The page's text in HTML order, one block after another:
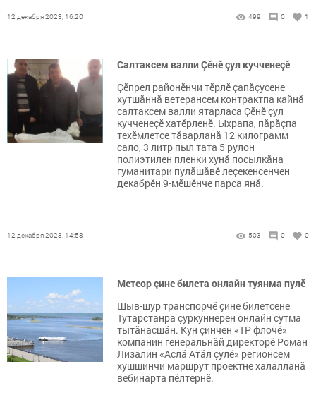
12 декабря 2023, 16:20 499 0 1
Салтаксем валли Çӗнӗ çул кучченеçӗ
Çӗпрел районӗнчи тӗрлӗ çапăçусене
хутшăннă ветерансем контрактпа кайнă
салтаксем валли ятарласа Çӗнӗ çул
кучченеçӗ хатӗрленӗ. Ыхрапа, пăрăçпа
техӗмлетсе тăварланă 12 килограмм
сало, 3 литр пыл тата 5 рулон
полиэтилен пленки хунă посылкăна
гуманитари пулăшăвӗ леçекенсенчен
декабрӗн 9-мӗшӗнче парса янă.
12 декабря 2023, 14:58 503 0 0
Метеор çине билета онлайн туянма пулӗ
Шыв-шур транспорчӗ çине билетсене
Тутарстанра çуркуннерен онлайн сутма
тытăнасшăн. Кун çинчен «ТР флочӗ»
компанин генеральнăй директорӗ Роман
Лизалин «Аслă Атăл çулӗ» регионсем
хушшинчи маршрут проектне халалланă
вебинарта пӗлтернӗ.